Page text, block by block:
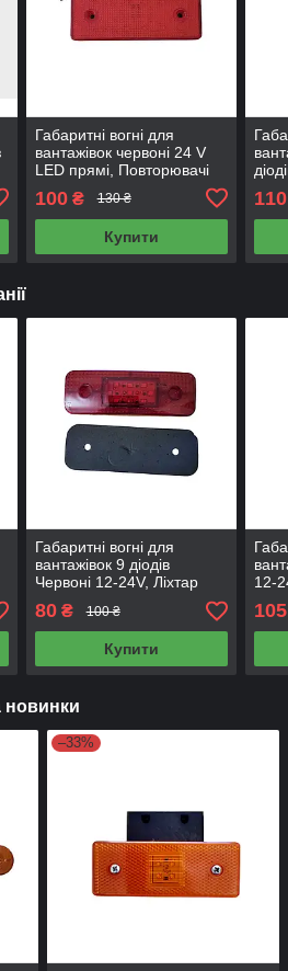
Габаритні вогні для
вантажівок червоні 24 V
LED прямі, Повторювачі
габарити 11х4см 125013
100₴ 130 ₴
Купити
см
110
Габаритні вогні для
вантажівок 9 діодів
Червоні 12-24V, Ліхтар
габаритний, габарити
11,5х4 см NR-932
80₴ 100 ₴
Купити
12-
105
новинки
–33%